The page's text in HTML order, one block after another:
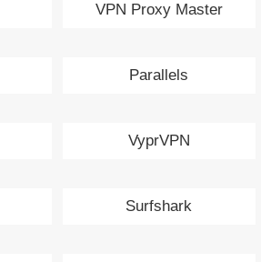
VPN Proxy Master
Parallels
VyprVPN
Surfshark